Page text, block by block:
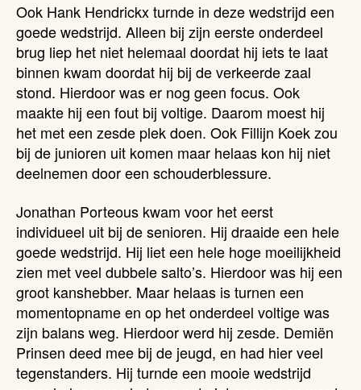
Ook Hank Hendrickx turnde in deze wedstrijd een
goede wedstrijd. Alleen bij zijn eerste onderdeel
brug liep het niet helemaal doordat hij iets te laat
binnen kwam doordat hij bij de verkeerde zaal
stond. Hierdoor was er nog geen focus. Ook
maakte hij een fout bij voltige. Daarom moest hij
het met een zesde plek doen. Ook Fillijn Koek zou
bij de junioren uit komen maar helaas kon hij niet
deelnemen door een schouderblessure.
Jonathan Porteous kwam voor het eerst
individueel uit bij de senioren. Hij draaide een hele
goede wedstrijd. Hij liet een hele hoge moeilijkheid
zien met veel dubbele salto’s. Hierdoor was hij een
groot kanshebber. Maar helaas is turnen een
momentopname en op het onderdeel voltige was
zijn balans weg. Hierdoor werd hij zesde. Demiën
Prinsen deed mee bij de jeugd, en had hier veel
tegenstanders. Hij turnde een mooie wedstrijd